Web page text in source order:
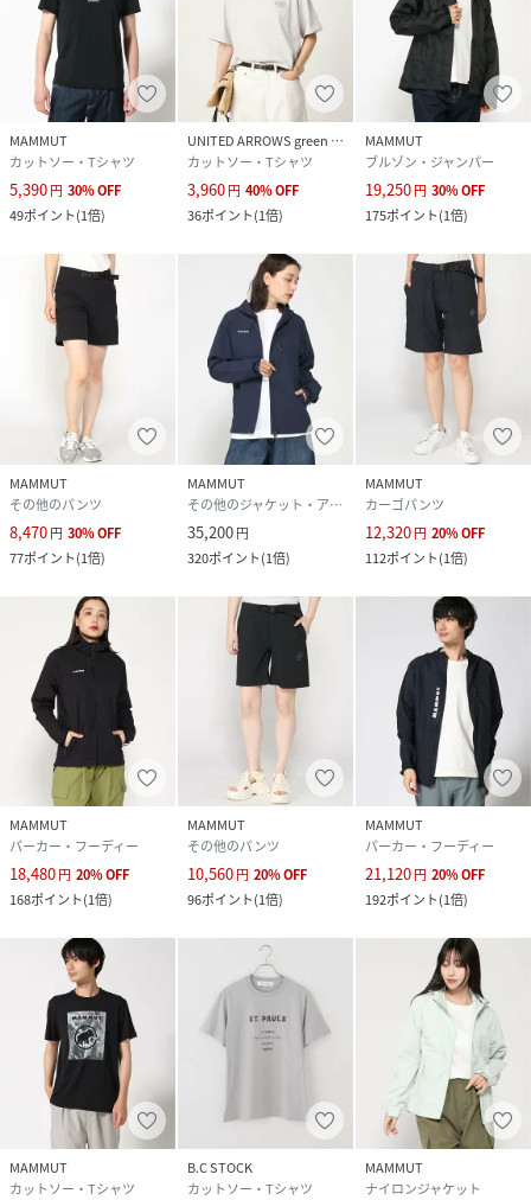
MAMMUT
カットソー・Tシャツ
5,390円 30%OFF
49ポイント(1倍)
UNITED ARROWS green label relaxing
カットソー・Tシャツ
3,960円 40%OFF
36ポイント(1倍)
MAMMUT
ブルゾン・ジャンパー
19,250円 30%OFF
175ポイント(1倍)
MAMMUT
その他のパンツ
8,470円 30%OFF
77ポイント(1倍)
MAMMUT
その他のジャケット・アウター
35,200円
320ポイント(1倍)
MAMMUT
カーゴパンツ
12,320円 20%OFF
112ポイント(1倍)
MAMMUT
パーカー・フーディー
18,480円 20%OFF
168ポイント(1倍)
MAMMUT
その他のパンツ
10,560円 20%OFF
96ポイント(1倍)
MAMMUT
パーカー・フーディー
21,120円 20%OFF
192ポイント(1倍)
MAMMUT
カットソー・Tシャツ
B.C STOCK
カットソー・Tシャツ
MAMMUT
ナイロンジャケット